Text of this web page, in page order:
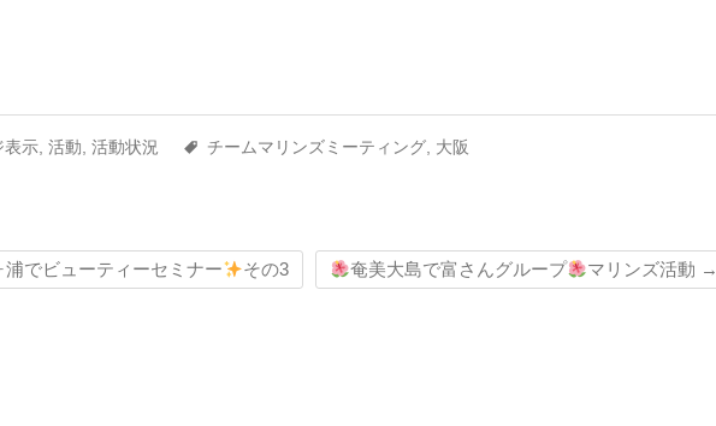
表示 活動 活動状況 チームマリンズミーティング 大阪
浦でビューティーセミナー その3 奄美大島で富さんグループ マリンズ活動 →